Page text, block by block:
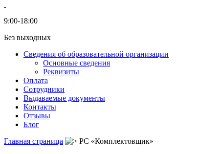
9:00-18:00
Без выходных
Сведения об образовательной организации
Основные сведения
Реквизиты
Оплата
Сотрудники
Выдаваемые документы
Контакты
Отзывы
Блог
Главная страница
РС «Комплектовщик»